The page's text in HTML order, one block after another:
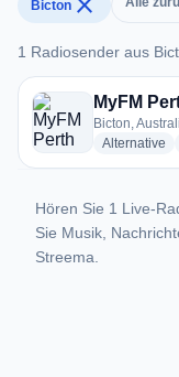
Bicton
1 Radiosender aus
1 Radiosender aus
MyFM
Bicton,
Alternative
Hören Sie 1 Live-
Sie Musik,
Streema.